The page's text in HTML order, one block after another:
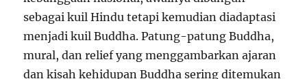
sebagai kuil Hindu tetapi kemudian diadaptasi
menjadi kuil Buddha. Patung-patung Buddha,
mural, dan relief yang menggambarkan ajaran
dan kisah kehidupan Buddha sering ditemukan